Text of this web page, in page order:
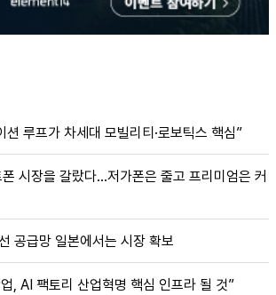
션 루프가 차세대 모빌리티·로보틱스 핵심”
시장을 갈랐다…저가폰은 줄고 프리미엄은 커
공급망 일본에서는 시장 확보
, AI 팩토리 산업혁명 핵심 인프라 될 것”